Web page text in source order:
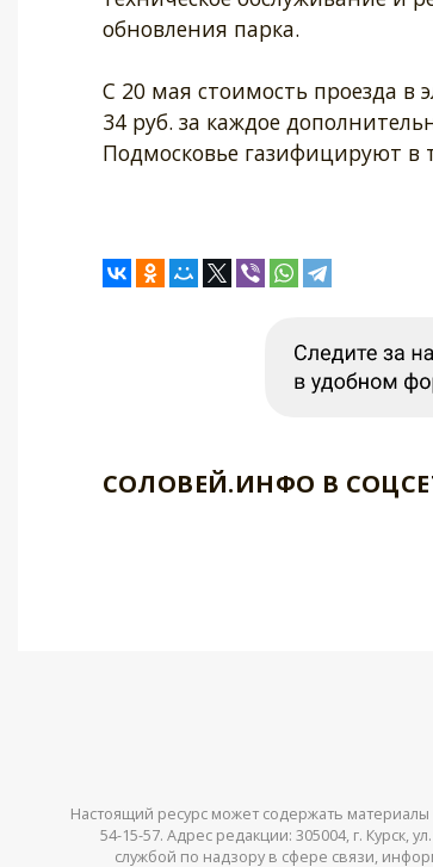
обновления парка.
С 20 мая стоимость проезда в
34 руб. за каждое
Подмосковье газифицируют в
СОЛОВЕЙ.ИНФО В
Настоящий ресурс может содержать
54-15-57. Адрес редакции: 305004, г. Курск,
службой по надзору в сфере связи,